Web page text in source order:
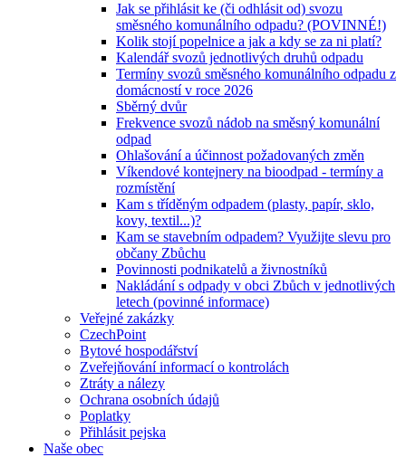
Jak se přihlásit ke (či odhlásit od) svozu
směsného komunálního odpadu? (POVINNÉ!)
Kolik stojí popelnice a jak a kdy se za ni platí?
Kalendář svozů jednotlivých druhů odpadu
Termíny svozů směsného komunálního odpadu z
domácností v roce 2026
Sběrný dvůr
Frekvence svozů nádob na směsný komunální
odpad
Ohlašování a účinnost požadovaných změn
Víkendové kontejnery na bioodpad - termíny a
rozmístění
Kam s tříděným odpadem (plasty, papír, sklo,
kovy, textil...)?
Kam se stavebním odpadem? Využijte slevu pro
občany Zbůchu
Povinnosti podnikatelů a živnostníků
Nakládání s odpady v obci Zbůch v jednotlivých
letech (povinné informace)
Veřejné zakázky
CzechPoint
Bytové hospodářství
Zveřejňování informací o kontrolách
Ztráty a nálezy
Ochrana osobních údajů
Poplatky
Přihlásit pejska
Naše obec